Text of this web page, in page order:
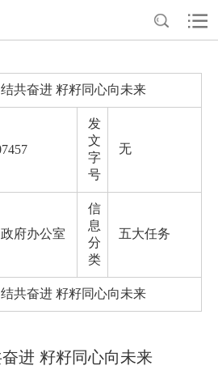
公开
重点领域
共奋进 籽籽同心向未来
发
文
字
号
无
府办公室
信
息
分
类
五大任务
共奋进 籽籽同心向未来
进 籽籽同心向未来